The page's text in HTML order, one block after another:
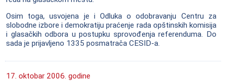
Osim toga, usvojena je i Odluka o odobravanju Centru za
slobodne izbore i demokratiju praćenje rada opštinskih komisija
i glasačkih odbora u postupku sprovođenja referenduma. Do
sada je prijavljeno 1335 posmatrača CESID-a.
17. oktobar 2006. godine